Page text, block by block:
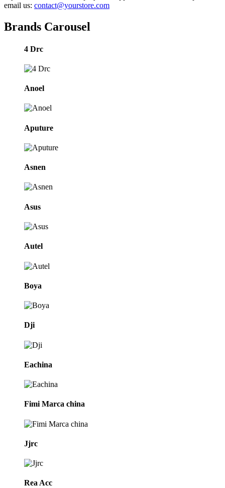
email us: contact@yourstore.com
Brands Carousel
4 Drc
Anoel
Aputure
Asnen
Asus
Autel
Boya
Dji
Eachina
Fimi Marca china
Jjrc
Rea Acc